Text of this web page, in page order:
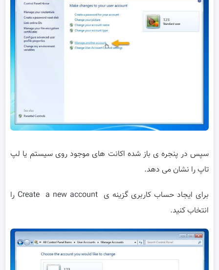
سپس در پنجره ی باز شده اکانت های موجود روی سیستم یا لپ
تاپ را نشان می دهد.
برای ایجاد حساب کاربری گزینه ی Create a new account را
انتخاب کنید.